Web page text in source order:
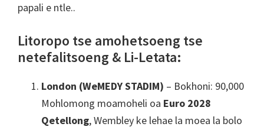
papali e ntle..
Litoropo tse amohetsoeng tse
netefalitsoeng & Li-Letata:
London (WeMEDY STADIM) – Bokhoni: 90,000
Mohlomong moamoheli oa Euro 2028
Qetellong, Wembley ke lehae la moea la bolo